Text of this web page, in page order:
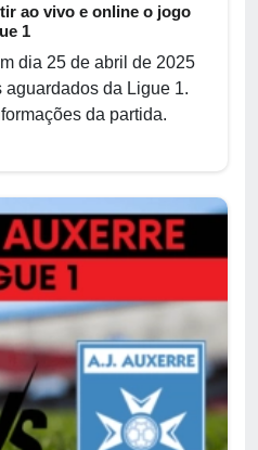
ao vivo e online o jogo
1
dia 25 de abril de 2025
da Ligue 1.
da partida.